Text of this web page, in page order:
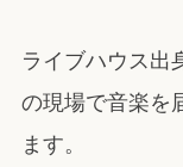
ライブハウス出
の現場で音楽を
ます。